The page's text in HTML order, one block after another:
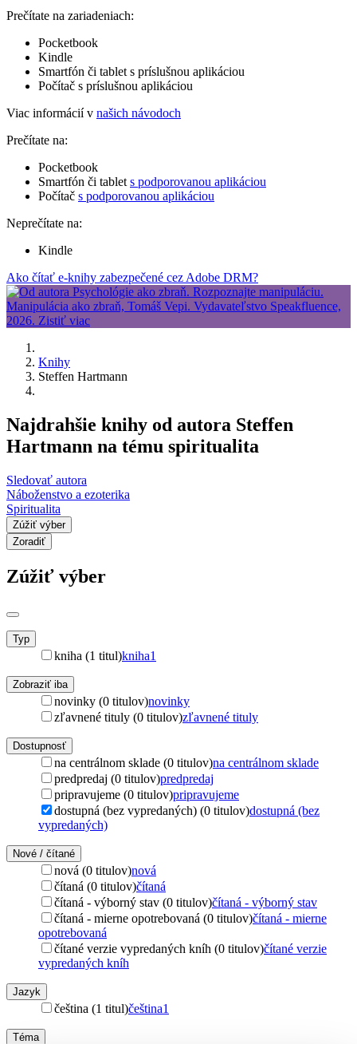
Prečítate na zariadeniach:
Pocketbook
Kindle
Smartfón či tablet s príslušnou aplikáciou
Počítač s príslušnou aplikáciou
Viac informácií v našich návodoch
Prečítate na:
Pocketbook
Smartfón či tablet s podporovanou aplikáciou
Počítač s podporovanou aplikáciou
Neprečítate na:
Kindle
Ako čítať e-knihy zabezpečené cez Adobe DRM?
Knihy
Steffen Hartmann
Najdrahšie knihy od autora Steffen
Hartmann na tému spiritualita
Sledovať autora
Náboženstvo a ezoterika
Spiritualita
Zúžiť výber
Zoradiť
Zúžiť výber
Typ
kniha (1 titul)kniha1
Zobraziť iba
novinky (0 titulov)novinky
zľavnené tituly (0 titulov)zľavnené tituly
Dostupnosť
na centrálnom sklade (0 titulov)na centrálnom sklade
predpredaj (0 titulov)predpredaj
pripravujeme (0 titulov)pripravujeme
dostupná (bez vypredaných) (0 titulov)dostupná (bez
vypredaných)
Nové / čítané
nová (0 titulov)nová
čítaná (0 titulov)čítaná
čítaná - výborný stav (0 titulov)čítaná - výborný stav
čítaná - mierne opotrebovaná (0 titulov)čítaná - mierne
opotrebovaná
čítané verzie vypredaných kníh (0 titulov)čítané verzie
vypredaných kníh
Jazyk
čeština (1 titul)čeština1
Téma